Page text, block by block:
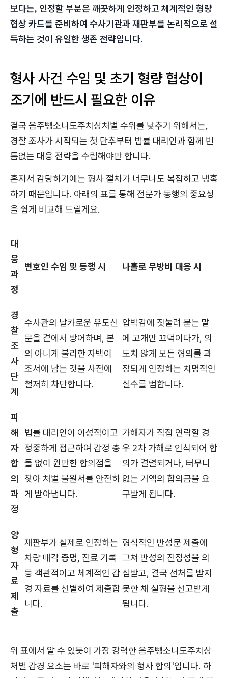
보다는, 인정할 부분은 깨끗하게 인정하고 체계적인 형량
협상 카드를 준비하여 수사기관과 재판부를 논리적으로 설
득하는 것이 유일한 생존 전략입니다.
형사 사건 수임 및 초기 형량 협상이
조기에 반드시 필요한 이유
결국 음주뺑소니도주치상처벌 수위를 낮추기 위해서는,
경찰 조사가 시작되는 첫 단추부터 법률 대리인과 함께 빈
틈없는 대응 전략을 수립해야만 합니다.
혼자서 감당하기에는 형사 절차가 너무나도 복잡하고 냉혹
하기 때문입니다. 아래의 표를 통해 전문가 동행의 중요성
을 쉽게 비교해 드릴게요.
대
응
과
정
변호인 수임 및 동행 시 나홀로 무방비 대응 시
경
찰
조
사
단
계
수사관의 날카로운 유도신
문을 곁에서 방어하며, 본
의 아니게 불리한 자백이
조서에 남는 것을 사전에
철저히 차단합니다.
압박감에 짓눌려 묻는 말
에 고개만 끄덕이다가, 의
도치 않게 모든 혐의를 과
장되게 인정하는 치명적인
실수를 범합니다.
피
해
자
합
의
과
정
법률 대리인이 이성적이고
정중하게 접근하여 감정 충
돌 없이 원만한 합의점을
찾아 처벌 불원서를 안전하
게 받아냅니다.
가해자가 직접 연락할 경
우 2차 가해로 인식되어 합
의가 결렬되거나, 터무니
없는 거액의 합의금을 요
구받게 됩니다.
양
형
자
료
제
출
재판부가 실제로 인정하는
차량 매각 증명, 진료 기록
등 객관적이고 체계적인 감
경 자료를 선별하여 제출합
니다.
형식적인 반성문 제출에
그쳐 반성의 진정성을 의
심받고, 결국 선처를 받지
못한 채 실형을 선고받게
됩니다.
위 표에서 알 수 있듯이 가장 강력한 음주뺑소니도주치상
처벌 감경 요소는 바로 '피해자와의 형사 합의'입니다. 하